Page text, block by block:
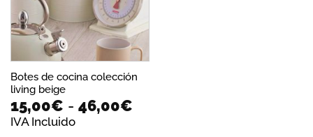
Botes de cocina colección
living beige
15,00€ - 46,00€Rango
IVA Incluido